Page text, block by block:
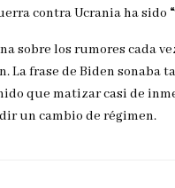
contra Ucrania ha sido
sobre los rumores cada
La frase de Biden sonaba
que matizar casi de
un cambio de régimen.